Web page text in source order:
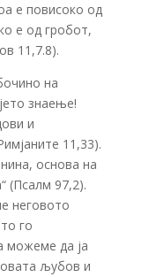
е повисоко од
е од гробот,
11,7.8).
на
знаење!
и
11,33).
основа на
(Псалм 97,2).
неговото
го
можеме да ја
љубов и